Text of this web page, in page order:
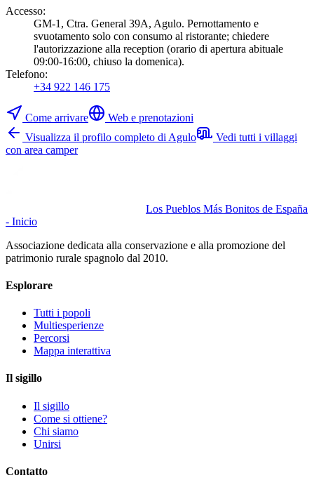
Accesso:
GM-1, Ctra. General 39A, Agulo. Pernottamento e
svuotamento solo con consumo al ristorante; chiedere
l'autorizzazione alla reception (orario di apertura abituale
09:00-16:00, chiuso la domenica).
Telefono:
+34 922 146 175
Come arrivare
Web e prenotazioni
Visualizza il profilo completo di Agulo
Vedi tutti i villaggi
con area camper
Los Pueblos Más Bonitos de España
- Inicio
Associazione dedicata alla conservazione e alla promozione del
patrimonio rurale spagnolo dal 2010.
Esplorare
Tutti i popoli
Multiesperienze
Percorsi
Mappa interattiva
Il sigillo
Il sigillo
Come si ottiene?
Chi siamo
Unirsi
Contatto